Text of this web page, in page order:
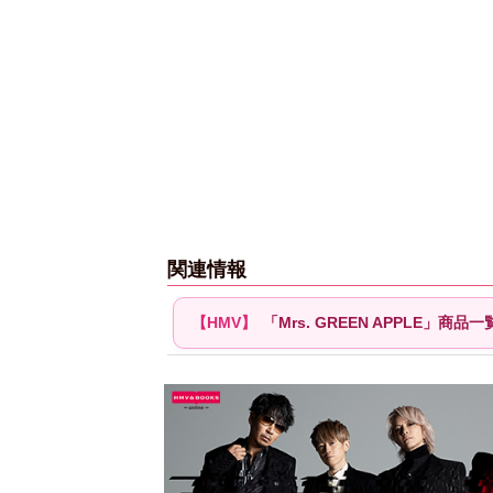
関連情報
「Mrs. GREEN APPLE」商品一